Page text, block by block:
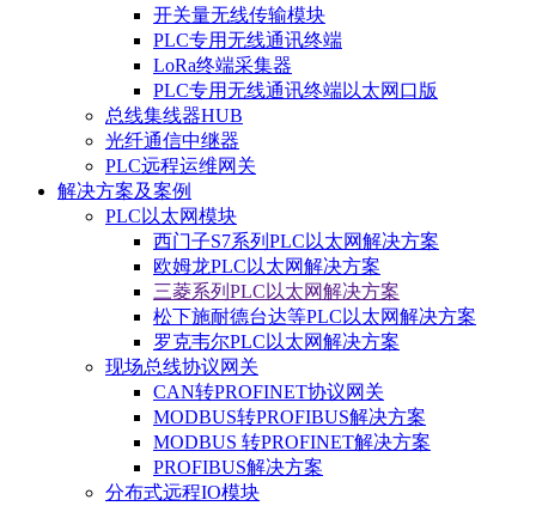
开关量无线传输模块
PLC专用无线通讯终端
LoRa终端采集器
PLC专用无线通讯终端以太网口版
总线集线器HUB
光纤通信中继器
PLC远程运维网关
解决方案及案例
PLC以太网模块
西门子S7系列PLC以太网解决方案
欧姆龙PLC以太网解决方案
三菱系列PLC以太网解决方案
松下施耐德台达等PLC以太网解决方案
罗克韦尔PLC以太网解决方案
现场总线协议网关
CAN转PROFINET协议网关
MODBUS转PROFIBUS解决方案
MODBUS 转PROFINET解决方案
PROFIBUS解决方案
分布式远程IO模块